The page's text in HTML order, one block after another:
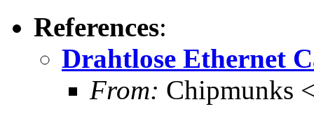
References:
Drahtlose Ethernet
From: Chipmunks